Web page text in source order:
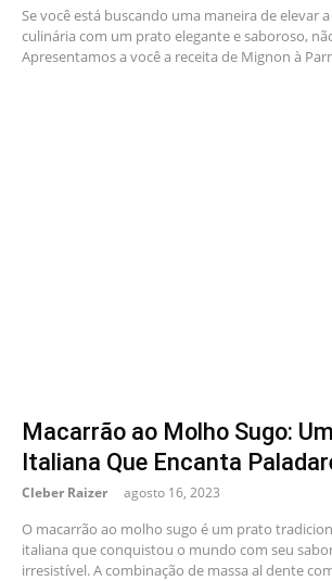
Se você está buscando uma maneira de elevar
culinária com um prato elegante e saboroso,
Apresentamos a você a receita de Mignon à
Macarrão ao Molho Sugo:
Italiana Que Encanta
Cleber Raizer agosto 16, 2023
O macarrão ao molho sugo é um prato
italiana que conquistou o mundo com seu
irresistível. A combinação de massa al dente